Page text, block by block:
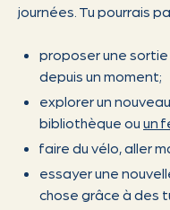
journées. Tu pourrais
proposer une sortie
depuis un moment;
explorer un
bibliothèque ou un
faire du vélo, aller
essayer une
chose grâce à des